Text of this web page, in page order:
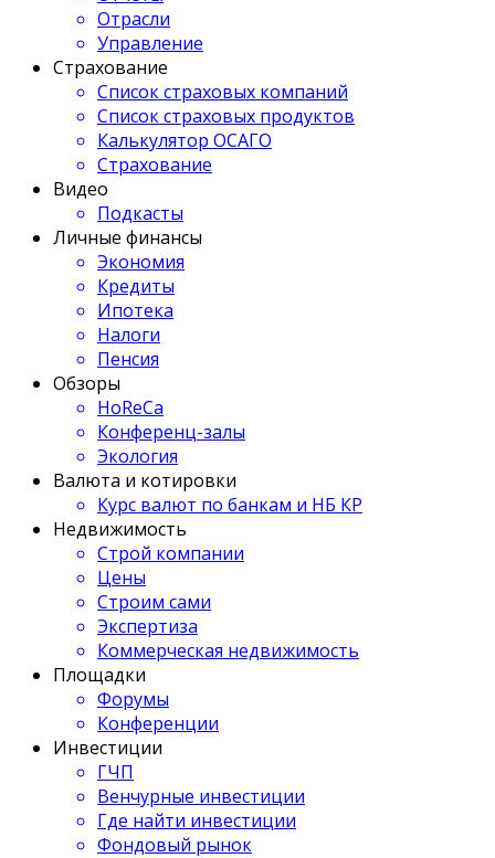
Отрасли
Управление
Страхование
Список страховых компаний
Список страховых продуктов
Калькулятор ОСАГО
Страхование
Видео
Подкасты
Личные финансы
Экономия
Кредиты
Ипотека
Налоги
Пенсия
Обзоры
HoReCa
Конференц-залы
Экология
Валюта и котировки
Курс валют по банкам и НБ КР
Недвижимость
Строй компании
Цены
Строим сами
Экспертиза
Коммерческая недвижимость
Площадки
Форумы
Конференции
Инвестиции
ГЧП
Венчурные инвестиции
Где найти инвестиции
Фондовый рынок